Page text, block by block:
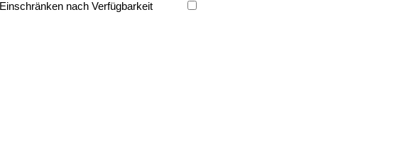
Einschränken nach Verfügbarkeit